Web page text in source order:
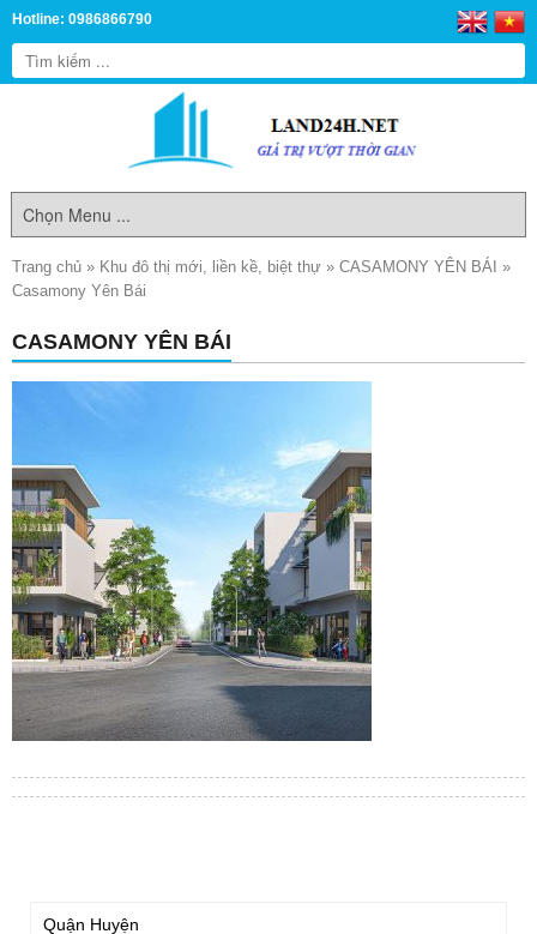
Hotline: 0986866790
Trang chủ » Khu đô thị mới, liền kề, biệt thự » CASAMONY YÊN BÁI »
Casamony Yên Bái
CASAMONY YÊN BÁI